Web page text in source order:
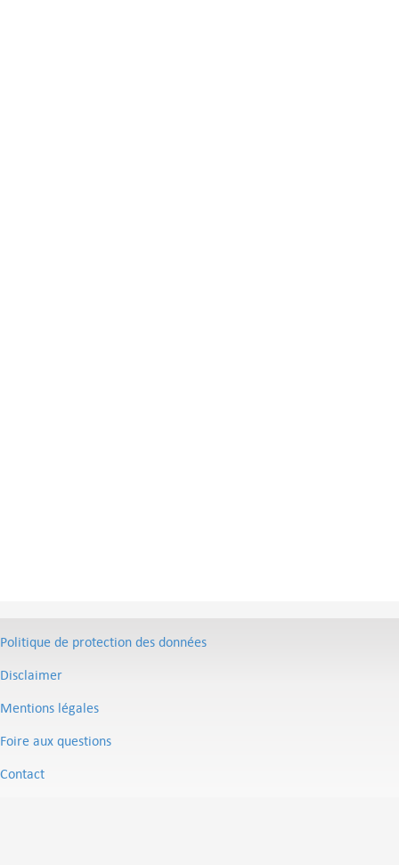
Politique de protection des données
Disclaimer
Mentions légales
Foire aux questions
Contact